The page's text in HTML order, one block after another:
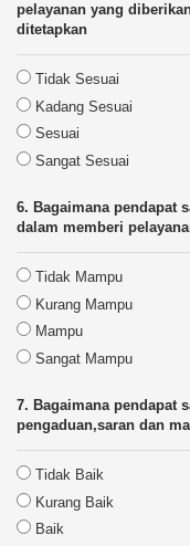
pelayanan yang
ditetapkan
Tidak Sesuai
Kadang Sesuai
Sesuai
Sangat Sesuai
6. Bagaimana pendapat
dalam memberi
Tidak Mampu
Kurang Mampu
Mampu
Sangat Mampu
7. Bagaimana pendapat
pengaduan,saran dan
Tidak Baik
Kurang Baik
Baik